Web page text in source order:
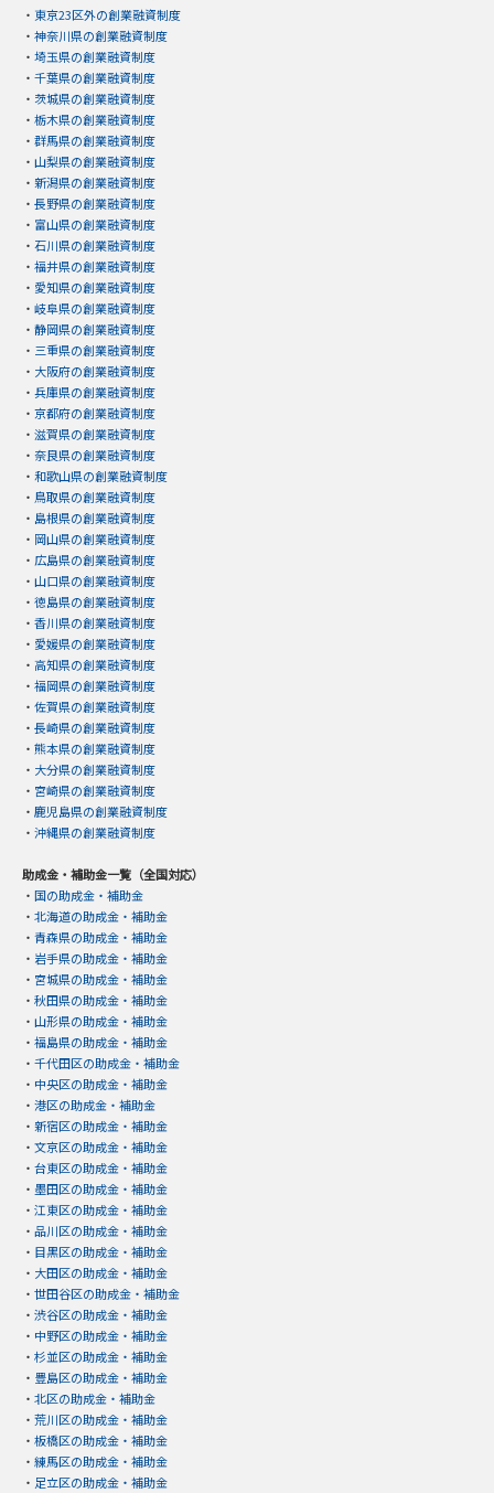
・ 東京23区外の創業融資制度
・ 神奈川県の創業融資制度
・ 埼玉県の創業融資制度
・ 千葉県の創業融資制度
・ 茨城県の創業融資制度
・ 栃木県の創業融資制度
・ 群馬県の創業融資制度
・ 山梨県の創業融資制度
・ 新潟県の創業融資制度
・ 長野県の創業融資制度
・ 富山県の創業融資制度
・ 石川県の創業融資制度
・ 福井県の創業融資制度
・ 愛知県の創業融資制度
・ 岐阜県の創業融資制度
・ 静岡県の創業融資制度
・ 三重県の創業融資制度
・ 大阪府の創業融資制度
・ 兵庫県の創業融資制度
・ 京都府の創業融資制度
・ 滋賀県の創業融資制度
・ 奈良県の創業融資制度
・ 和歌山県の創業融資制度
・ 鳥取県の創業融資制度
・ 島根県の創業融資制度
・ 岡山県の創業融資制度
・ 広島県の創業融資制度
・ 山口県の創業融資制度
・ 徳島県の創業融資制度
・ 香川県の創業融資制度
・ 愛媛県の創業融資制度
・ 高知県の創業融資制度
・ 福岡県の創業融資制度
・ 佐賀県の創業融資制度
・ 長崎県の創業融資制度
・ 熊本県の創業融資制度
・ 大分県の創業融資制度
・ 宮崎県の創業融資制度
・ 鹿児島県の創業融資制度
・ 沖縄県の創業融資制度
助成金・補助金一覧（全国対応）
・ 国の助成金・補助金
・ 北海道の助成金・補助金
・ 青森県の助成金・補助金
・ 岩手県の助成金・補助金
・ 宮城県の助成金・補助金
・ 秋田県の助成金・補助金
・ 山形県の助成金・補助金
・ 福島県の助成金・補助金
・ 千代田区の助成金・補助金
・ 中央区の助成金・補助金
・ 港区の助成金・補助金
・ 新宿区の助成金・補助金
・ 文京区の助成金・補助金
・ 台東区の助成金・補助金
・ 墨田区の助成金・補助金
・ 江東区の助成金・補助金
・ 品川区の助成金・補助金
・ 目黒区の助成金・補助金
・ 大田区の助成金・補助金
・ 世田谷区の助成金・補助金
・ 渋谷区の助成金・補助金
・ 中野区の助成金・補助金
・ 杉並区の助成金・補助金
・ 豊島区の助成金・補助金
・ 北区の助成金・補助金
・ 荒川区の助成金・補助金
・ 板橋区の助成金・補助金
・ 練馬区の助成金・補助金
・ 足立区の助成金・補助金